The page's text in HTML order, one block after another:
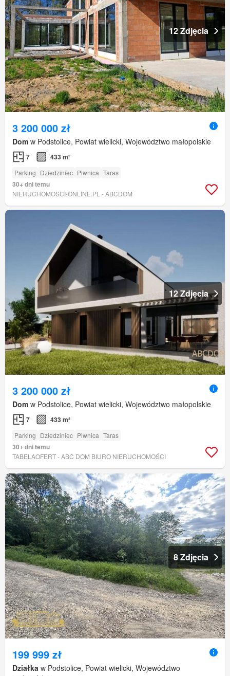
12 Zdjęcia
3 200 000 zł
Dom w Podstolice, Powiat wielicki, Województwo małopolskie
7 433 m²
Parking Dziedziniec Piwnica Taras
30+ dni temu
NIERUCHOMOSCI-ONLINE.PL - ABCDOM
12 Zdjęcia
3 200 000 zł
Dom w Podstolice, Powiat wielicki, Województwo małopolskie
7 433 m²
Parking Dziedziniec Piwnica Taras
30+ dni temu
TABELAOFERT - ABC DOM BIURO NIERUCHOMOŚCI
8 Zdjęcia
199 999 zł
Działka w Podstolice, Powiat wielicki, Województwo